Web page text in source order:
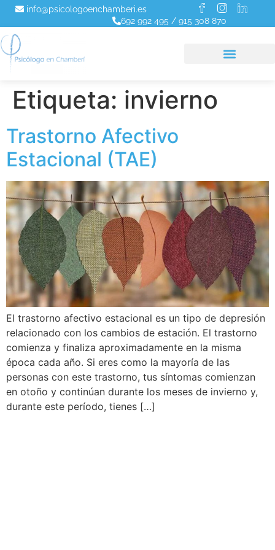
info@psicologoenchamberi.es
692 992 495 / 915 308 870
Etiqueta: invierno
Trastorno Afectivo
Estacional (TAE)
El trastorno afectivo estacional es un tipo de depresión
relacionado con los cambios de estación. El trastorno
comienza y finaliza aproximadamente en la misma
época cada año. Si eres como la mayoría de las
personas con este trastorno, tus síntomas comienzan
en otoño y continúan durante los meses de invierno y,
durante este período, tienes […]